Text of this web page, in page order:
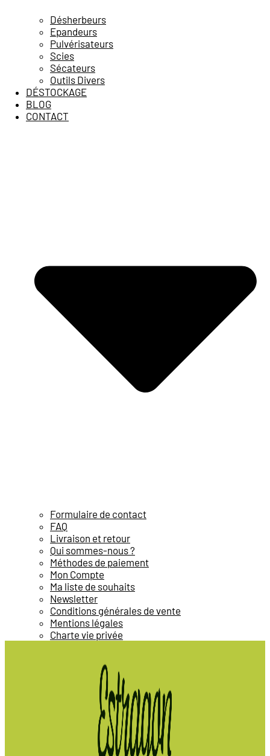
Désherbeurs
Epandeurs
Pulvérisateurs
Scies
Sécateurs
Outils Divers
DÉSTOCKAGE
BLOG
CONTACT
Formulaire de contact
FAQ
Livraison et retour
Qui sommes-nous ?
Méthodes de paiement
Mon Compte
Ma liste de souhaits
Newsletter
Conditions générales de vente
Mentions légales
Charte vie privée